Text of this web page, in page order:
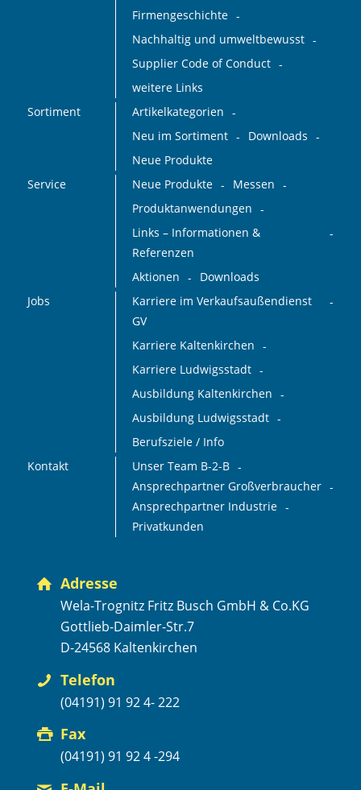
Firmengeschichte
Nachhaltig und umweltbewusst
Supplier Code of Conduct
weitere Links
Sortiment
Artikelkategorien
Neu im Sortiment
Downloads
Neue Produkte
Service
Neue Produkte
Messen
Produktanwendungen
Links – Informationen &
Referenzen
Aktionen
Downloads
Jobs
Karriere im Verkaufsaußendienst
GV
Karriere Kaltenkirchen
Karriere Ludwigsstadt
Ausbildung Kaltenkirchen
Ausbildung Ludwigsstadt
Berufsziele / Info
Kontakt
Unser Team B-2-B
Ansprechpartner Großverbraucher
Ansprechpartner Industrie
Privatkunden
Adresse
Wela-Trognitz Fritz Busch GmbH & Co.KG
Gottlieb-Daimler-Str.7
D-24568 Kaltenkirchen
Telefon
(04191) 91 92 4- 222
Fax
(04191) 91 92 4 -294